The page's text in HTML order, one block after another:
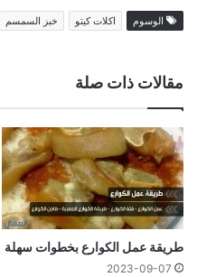
الوسوم اكلات كيتو خبز السمسم
مقالات ذات صلة
طريقة عمل الكوارع بخطوات سهلة
2023-09-07